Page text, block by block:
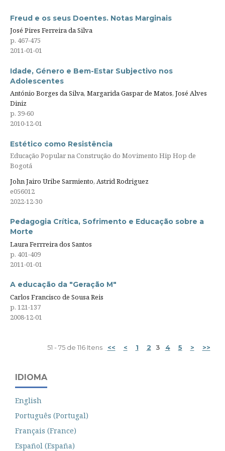
Freud e os seus Doentes. Notas Marginais
José Pires Ferreira da Silva
p. 467-475
2011-01-01
Idade, Género e Bem-Estar Subjectivo nos
Adolescentes
António Borges da Silva, Margarida Gaspar de Matos, José Alves
Diniz
p. 39-60
2010-12-01
Estético como Resistência
Educação Popular na Construção do Movimento Hip Hop de
Bogotá
John Jairo Uribe Sarmiento, Astrid Rodriguez
e056012
2022-12-30
Pedagogia Crítica, Sofrimento e Educação sobre a
Morte
Laura Ferrreira dos Santos
p. 401-409
2011-01-01
A educação da "Geração M"
Carlos Francisco de Sousa Reis
p. 121-137
2008-12-01
51 - 75 de 116 Itens << < 1 2 3 4 5 > >>
IDIOMA
English
Português (Portugal)
Français (France)
Español (España)